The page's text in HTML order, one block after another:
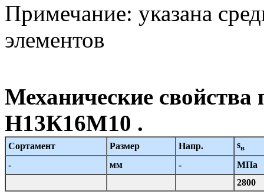
Примечание: указана
элементов
Механические свойства
Н13К16М10 .
Сортамент Размер Напр. sв
- мм -
МПа
2800